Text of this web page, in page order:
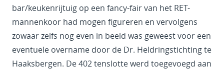
bar/keukenrijtuig op een fancy-fair van het RET-
mannenkoor had mogen figureren en vervolgens
zowaar zelfs nog even in beeld was geweest voor een
eventuele overname door de Dr. Heldringstichting te
Haaksbergen. De 402 tenslotte werd toegevoegd aan